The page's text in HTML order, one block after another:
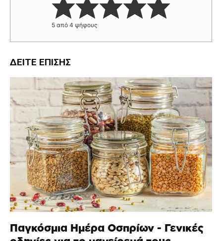
5 από 4 ψήφους
ΔΕΊΤΕ ΕΠΊΣΗΣ
Παγκόσμια Ημέρα Οσπρίων - Γενικές